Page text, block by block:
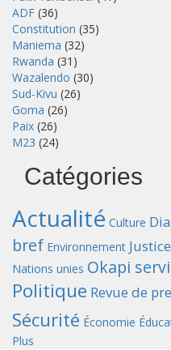
ADF (36)
Constitution (35)
Maniema (32)
Rwanda (31)
Wazalendo (30)
Sud-Kivu (26)
Goma (26)
Paix (26)
M23 (24)
Catégories
Actualité Culture
bref Environnement Justice
Nations unies Okapi
Politique Revue de
Sécurité Économie
Plus